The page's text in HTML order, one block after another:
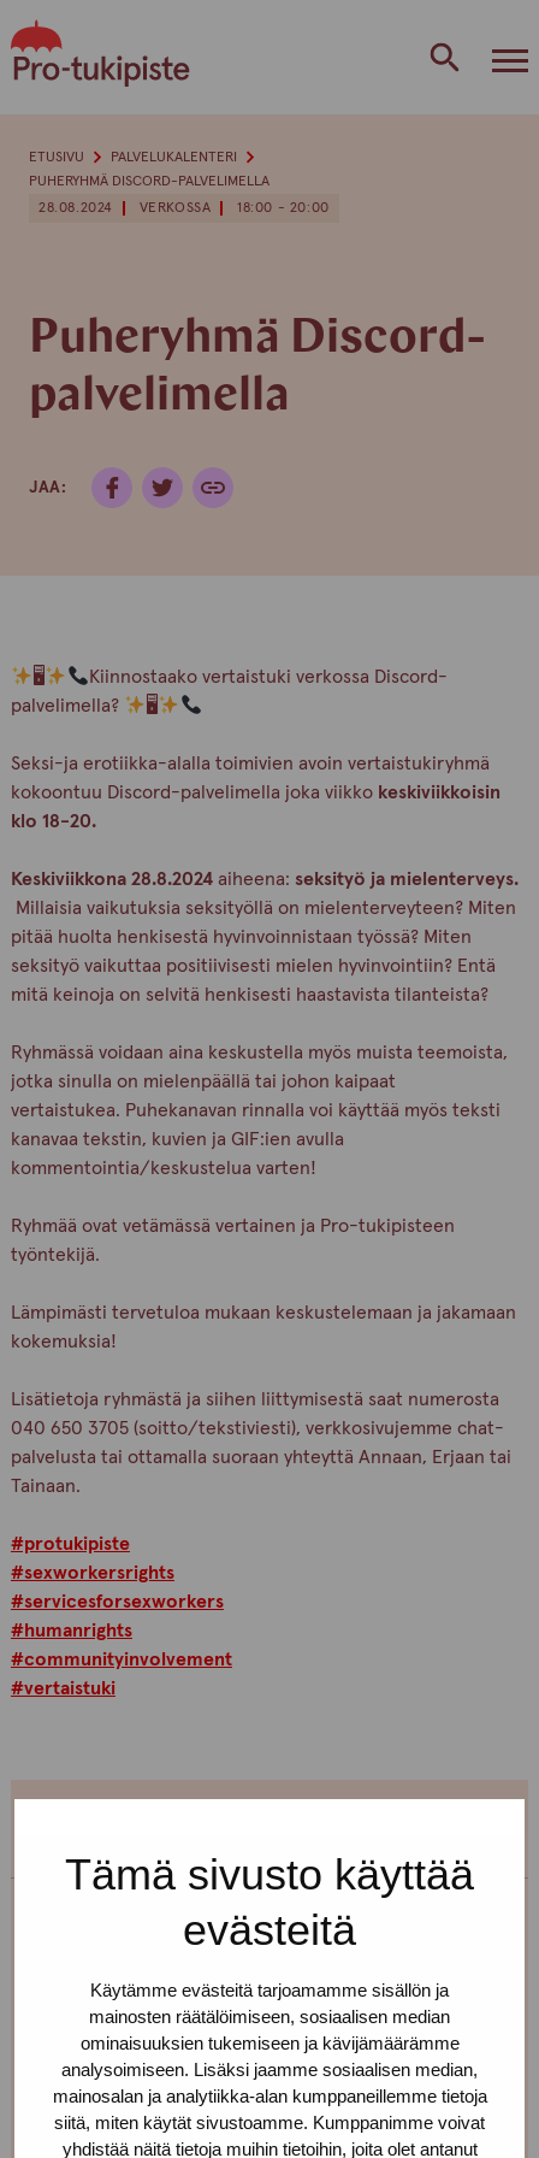
Tämä sivusto käyttää
evästeitä
Käytämme evästeitä tarjoamamme sisällön ja
mainosten räätälöimiseen, sosiaalisen median
ominaisuuksien tukemiseen ja kävijämäärämme
analysoimiseen. Lisäksi jaamme sosiaalisen median,
mainosalan ja analytiikka-alan kumppaneillemme tietoja
siitä, miten käytät sivustoamme. Kumppanimme voivat
yhdistää näitä tietoja muihin tietoihin, joita olet antanut
to
content
28.08.2024 VERKOSSA 18:00 - 20:00
Puheryhmä Discord-
palvelimella
JAA:
ETUSIVU
PALVELUKALENTERI
PUHERYHMÄ DISCORD-PALVELIMELLA
🖥
Kiinnostaako vertaistuki verkossa Discord-
palvelimella?
🖥
Seksi-ja erotiikka-alalla toimivien avoin vertaistukiryhmä
kokoontuu Discord-palvelimella joka viikko keskiviikkoisin
klo 18-20.
Keskiviikkona 28.8.2024aiheena: seksityö ja mielenterveys.
Millaisia vaikutuksia seksityöllä on mielenterveyteen? Miten
pitää huolta henkisestä hyvinvoinnistaan työssä? Miten
seksityö vaikuttaa positiivisesti mielen hyvinvointiin? Entä
mitä keinoja on selvitä henkisesti haastavista tilanteista?
Ryhmässä voidaan aina keskustella myös muista teemoista,
jotka sinulla on mielenpäällä tai johon kaipaat
vertaistukea. Puhekanavan rinnalla voi käyttää myös teksti
kanavaa tekstin, kuvien ja GIF:ien avulla
kommentointia/keskustelua varten!
Ryhmää ovat vetämässä vertainen ja Pro-tukipisteen
työntekijä.
Lämpimästi tervetuloa mukaan keskustelemaan ja jakamaan
kokemuksia!
Lisätietoja ryhmästä ja siihen liittymisestä saat numerosta
040 650 3705 (soitto/tekstiviesti), verkkosivujemme chat-
palvelusta tai ottamalla suoraan yhteyttä Annaan, Erjaan tai
Tainaan.
#protukipiste
#sexworkersrights
#servicesforsexworkers
#humanrights
#communityinvolvement
#vertaistuki
Toimipiste: Helsinki
Kehittämiskoordinaattori, sairaanhoitaja,
+358 40 725 0791
erja.aalto(at)protukipiste.fi